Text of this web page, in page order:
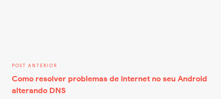
Como resolver problemas de internet no seu Android
alterando DNS